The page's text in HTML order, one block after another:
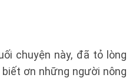
chuyện này, đã tỏ lòng
ơn những người nông